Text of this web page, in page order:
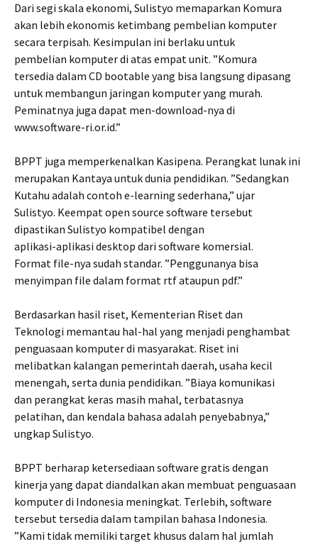
Dari segi skala ekonomi, Sulistyo memaparkan Komura
akan lebih ekonomis ketimbang pembelian komputer
secara terpisah. Kesimpulan ini berlaku untuk
pembelian komputer di atas empat unit. ”Komura
tersedia dalam CD bootable yang bisa langsung dipasang
untuk membangun jaringan komputer yang murah.
Peminatnya juga dapat men-download-nya di
www.software-ri.or.id.”
BPPT juga memperkenalkan Kasipena. Perangkat lunak ini
merupakan Kantaya untuk dunia pendidikan. ”Sedangkan
Kutahu adalah contoh e-learning sederhana,” ujar
Sulistyo. Keempat open source software tersebut
dipastikan Sulistyo kompatibel dengan
aplikasi-aplikasi desktop dari software komersial.
Format file-nya sudah standar. ”Penggunanya bisa
menyimpan file dalam format rtf ataupun pdf.”
Berdasarkan hasil riset, Kementerian Riset dan
Teknologi memantau hal-hal yang menjadi penghambat
penguasaan komputer di masyarakat. Riset ini
melibatkan kalangan pemerintah daerah, usaha kecil
menengah, serta dunia pendidikan. ”Biaya komunikasi
dan perangkat keras masih mahal, terbatasnya
pelatihan, dan kendala bahasa adalah penyebabnya,”
ungkap Sulistyo.
BPPT berharap ketersediaan software gratis dengan
kinerja yang dapat diandalkan akan membuat penguasaan
komputer di Indonesia meningkat. Terlebih, software
tersebut tersedia dalam tampilan bahasa Indonesia.
”Kami tidak memiliki target khusus dalam hal jumlah